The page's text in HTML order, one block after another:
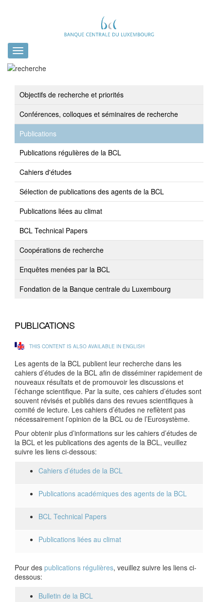
Toggle
navigation
Objectifs de recherche et priorités
Conférences, colloques et séminaires de recherche
Publications
Publications régulières de la BCL
Cahiers d'études
Sélection de publications des agents de la BCL
Publications liées au climat
BCL Technical Papers
Coopérations de recherche
Enquêtes menées par la BCL
Fondation de la Banque centrale du Luxembourg
PUBLICATIONS
THIS CONTENT IS ALSO AVAILABLE IN ENGLISH
Les agents de la BCL publient leur recherche dans les
cahiers d’études de la BCL afin de disséminer rapidement de
nouveaux résultats et de promouvoir les discussions et
l’échange scientifique. Par la suite, ces cahiers d’études sont
souvent révisés et publiés dans des revues scientifiques à
comité de lecture. Les cahiers d’études ne reflètent pas
nécessairement l’opinion de la BCL ou de l’Eurosystème.
Pour obtenir plus d’informations sur les cahiers d’études de
la BCL et les publications des agents de la BCL, veuillez
suivre les liens ci-dessous:
Cahiers d’études de la BCL
Publications académiques des agents de la BCL
BCL Technical Papers
Publications liées au climat
Pour des publications régulières, veuillez suivre les liens ci-
dessous:
Bulletin de la BCL